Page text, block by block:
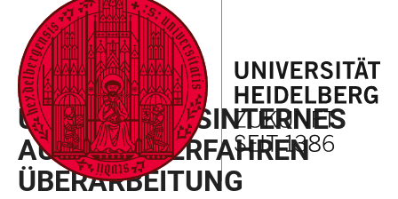
LINKS
ZUR
BARRIEREFREIHEIT
ZUM
HAUPTINHALT
HAUPTNAVIGATION
ÖFFNEN
WEBSEITENSUCHE
ÖFFNEN
BACHELOR
UNIVERSITÄTSINTERNES
AUSWAHLVERFAHREN
ÜBERARBEITUNG